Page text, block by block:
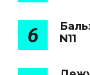
6
N11